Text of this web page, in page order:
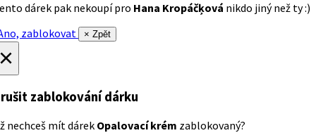
dárek pak nekoupí pro Hana Kropáčķová nikdo jiný než ty :)
zablokovat
× Zpět
zablokování dárku
nechceš mít dárek Opalovací krém zablokovaný?